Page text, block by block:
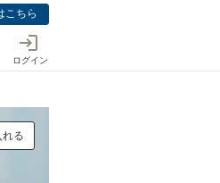
こちら
ログイン
れる